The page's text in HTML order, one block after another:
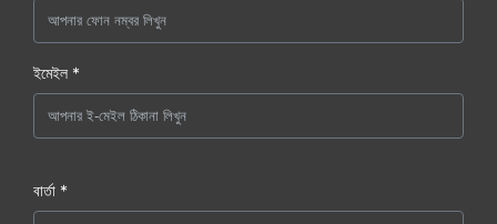
ইমেইল *
বার্তা *